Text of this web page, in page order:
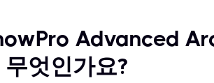
Advanced
무엇인가요?